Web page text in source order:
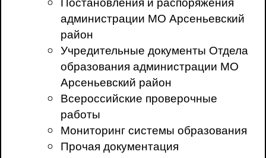
администрации МО Арсеньевский
район
Учредительные документы Отдела
образования администрации МО
Арсеньевский район
Всероссийские проверочные
работы
Мониторинг системы образования
Прочая документация